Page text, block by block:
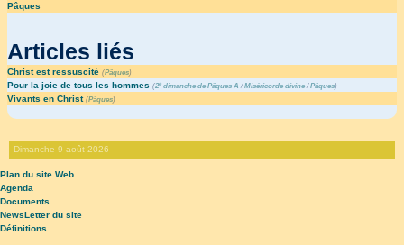
Pâques
Articles liés
Christ est ressuscité (Pâques)
Pour la joie de tous les hommes (2edimanche de Pâques A /Miséricorde divine/Pâques)
Vivants en Christ (Pâques)
Dimanche 9 août 2026
Plan du site Web
Agenda
Documents
NewsLetter du site
Définitions